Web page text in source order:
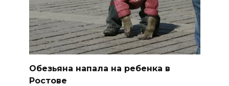
Обезьяна напала на ребенка в
Ростове